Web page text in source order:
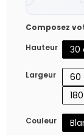
Composez
Hauteur
30
Largeur 60
Couleur